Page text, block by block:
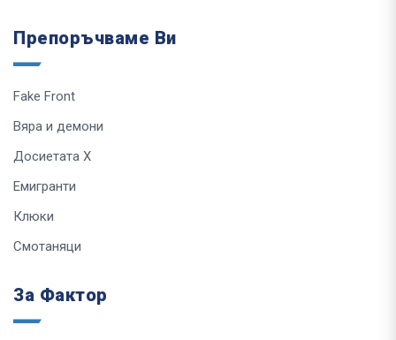
Препоръчваме Ви
Fake Front
Вяра и демони
Досиетата Х
Емигранти
Клюки
Смотаняци
За Фактор